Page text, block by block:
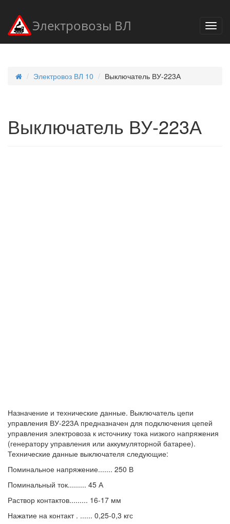
Электровозы ВЛ
Электровоз ВЛ 10 Выключатель ВУ-223А
Выключатель ВУ-223А
Назначение и технические данные. Выключатель цепи
управления ВУ-223А предназначен для подключения цепей
управления электровоза к источнику тока низкого напряжения
(генератору управления или аккумуляторной батарее).
Технические данные выключателя следующие:
Поминальное напряжение....... 250 В
Поминальный ток......... 45 А
Раствор контактов......... 16-17 мм
Нажатие на контакт . ...... 0,25-0,3 кгс